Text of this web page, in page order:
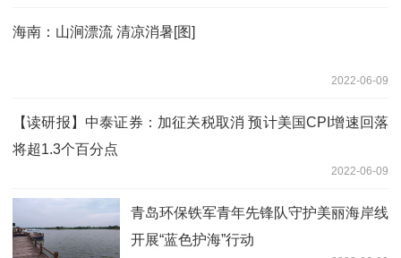
海南：山涧漂流 清凉消暑[图]
2022-06-09
【读研报】中泰证券：加征关税取消 预计美国CPI增速回落
将超1.3个百分点
2022-06-09
青岛环保铁军青年先锋队守护美丽海岸线
开展“蓝色护海”行动